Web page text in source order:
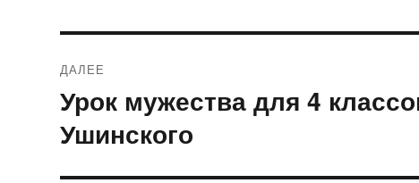
ДАЛЕЕ
Следующая
запись:
Урок мужества для 4
Ушинского